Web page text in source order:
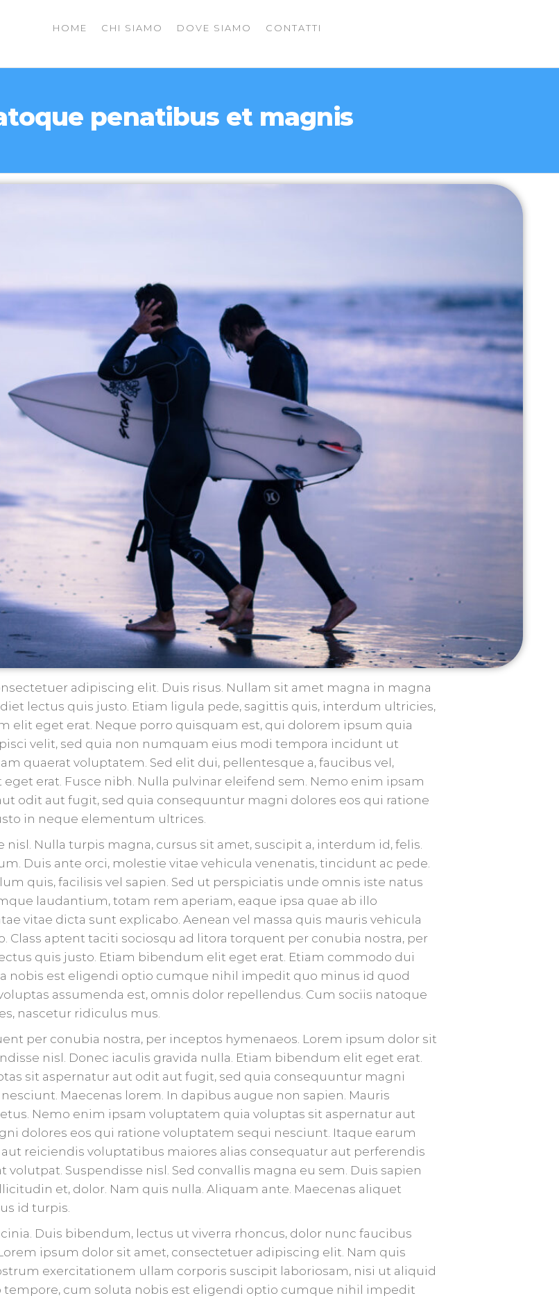
HOME CHI SIAMO DOVE SIAMO CONTATTI
penatibus et magnis
adipiscing elit. Duis risus. Nullam sit amet magna in magna
lectus quis justo. Etiam ligula pede, sagittis quis, interdum ultricies,
elit eget erat. Neque porro quisquam est, qui dolorem ipsum quia
velit, sed quia non numquam eius modi tempora incidunt ut
quaerat voluptatem. Sed elit dui, pellentesque a, faucibus vel,
erat. Fusce nibh. Nulla pulvinar eleifend sem. Nemo enim ipsam
odit aut fugit, sed quia consequuntur magni dolores eos qui ratione
in neque elementum ultrices.
nisl. Nulla turpis magna, cursus sit amet, suscipit a, interdum id, felis.
Duis ante orci, molestie vitae vehicula venenatis, tincidunt ac pede.
quis, facilisis vel sapien. Sed ut perspiciatis unde omnis iste natus
laudantium, totam rem aperiam, eaque ipsa quae ab illo
vitae dicta sunt explicabo. Aenean vel massa quis mauris vehicula
Class aptent taciti sociosqu ad litora torquent per conubia nostra, per
quis justo. Etiam bibendum elit eget erat. Etiam commodo dui
nobis est eligendi optio cumque nihil impedit quo minus id quod
assumenda est, omnis dolor repellendus. Cum sociis natoque
nascetur ridiculus mus.
per conubia nostra, per inceptos hymenaeos. Lorem ipsum dolor sit
nisl. Donec iaculis gravida nulla. Etiam bibendum elit eget erat.
sit aspernatur aut odit aut fugit, sed quia consequuntur magni
Maecenas lorem. In dapibus augue non sapien. Mauris
Nemo enim ipsam voluptatem quia voluptas sit aspernatur aut
dolores eos qui ratione voluptatem sequi nesciunt. Itaque earum
reiciendis voluptatibus maiores alias consequatur aut perferendis
Suspendisse nisl. Sed convallis magna eu sem. Duis sapien
et, dolor. Nam quis nulla. Aliquam ante. Maecenas aliquet
id turpis.
Duis bibendum, lectus ut viverra rhoncus, dolor nunc faucibus
ipsum dolor sit amet, consectetuer adipiscing elit. Nam quis
exercitationem ullam corporis suscipit laboriosam, nisi ut aliquid
tempore, cum soluta nobis est eligendi optio cumque nihil impedit